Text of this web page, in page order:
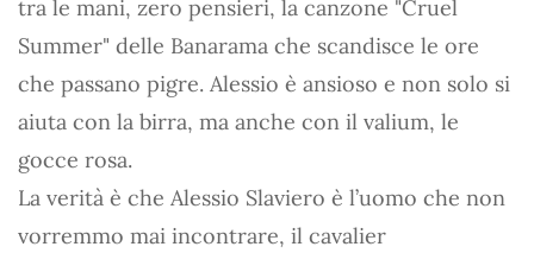
tra le mani, zero pensieri, la canzone "Cruel
Summer" delle Banarama che scandisce le ore
che passano pigre. Alessio è ansioso e non solo si
aiuta con la birra, ma anche con il valium, le
gocce rosa.
La verità è che Alessio Slaviero è l’uomo che non
vorremmo mai incontrare, il cavalier